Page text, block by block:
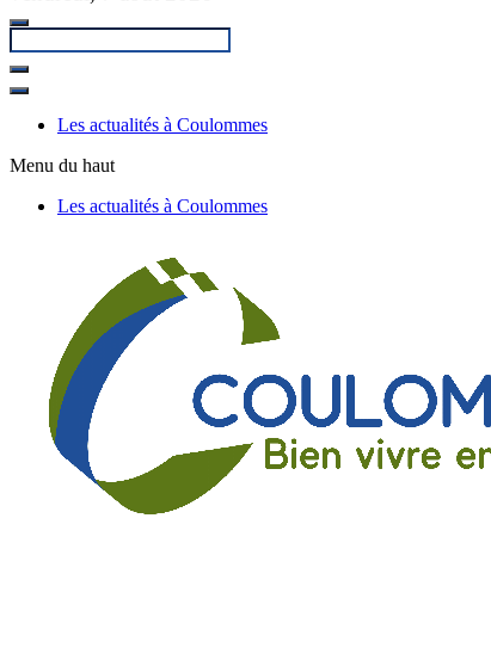
contenu
principal
Fermer
rechercheLes actualités à Coulommes
Menu du haut
Les actualités à Coulommes